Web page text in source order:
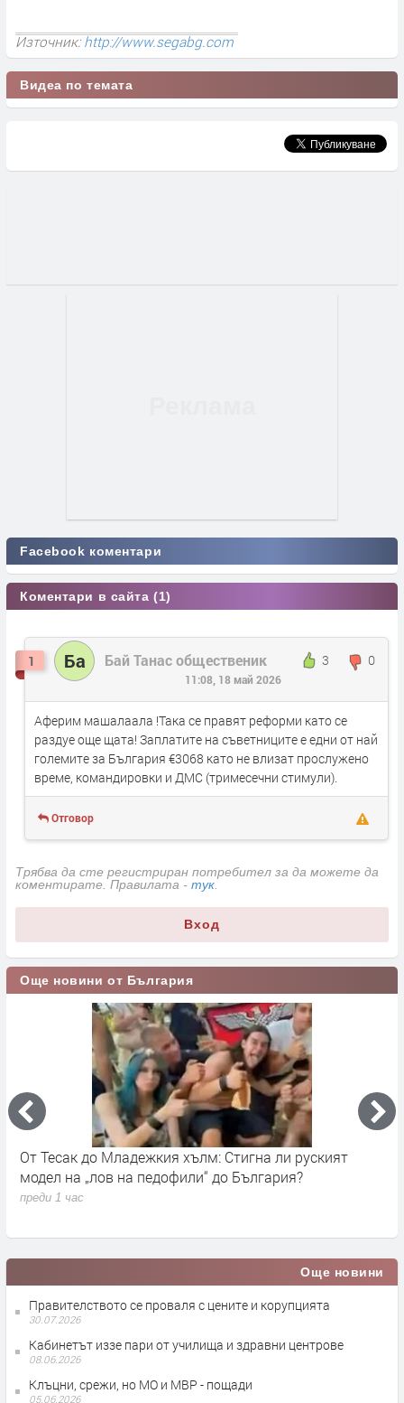
Източник:http://www.segabg.com
Видеа по темата
Facebook коментари
Коментари в сайта (1)
1 Ба Бай Танас общественик 3 0
11:08, 18 май 2026
Аферим машалаала !Така се правят реформи като се
раздуе още щата! Заплатите на съветниците е едни от най
големите за България €3068 като не влизат прослужено
време, командировки и ДМС (тримесечни стимули).
Отговор
Трябва да сте регистриран потребител за да можете да
коментирате. Правилата - тук.
Вход
Още новини от България
От Тесак до Младежкия хълм: Стигна ли руският
модел на „лов на педофили“ до България?
преди 1 час
Още новини
Правителството се проваля с цените и корупцията
30.07.2026
Кабинетът иззе пари от училища и здравни центрове
08.06.2026
Клъцни, срежи, но МО и МВР - пощади
05.06.2026